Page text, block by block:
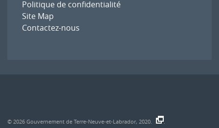
Politique de confidentialité
Site Map
Contactez-nous
© 2026 Gouvernement de Terre-Neuve-et-Labrador, 2020.